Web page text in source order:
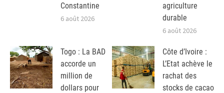
Constantine
6 août 2026
agriculture
durable
6 août 2026
Togo : La BAD
accorde un
million de
dollars pour
Côte d’Ivoire :
L’Etat achève le
rachat des
stocks de cacao